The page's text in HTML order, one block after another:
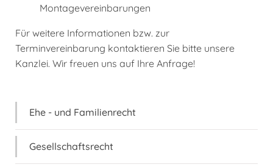
Montagevereinbarungen
Für weitere Informationen bzw. zur
Terminvereinbarung kontaktieren Sie bitte unsere
Kanzlei. Wir freuen uns auf Ihre Anfrage!
Ehe - und Familienrecht
Gesellschaftsrecht